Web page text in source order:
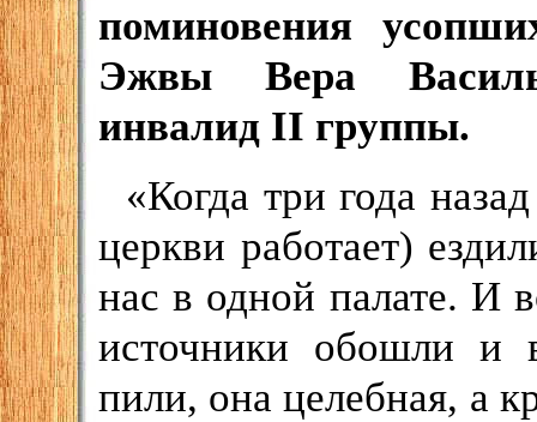
поминовения
Эжвы Вера
инвалид II группы.
«Когда три года
церкви работает)
нас в одной палате. И
источники обошли и
пили, она целебная, а